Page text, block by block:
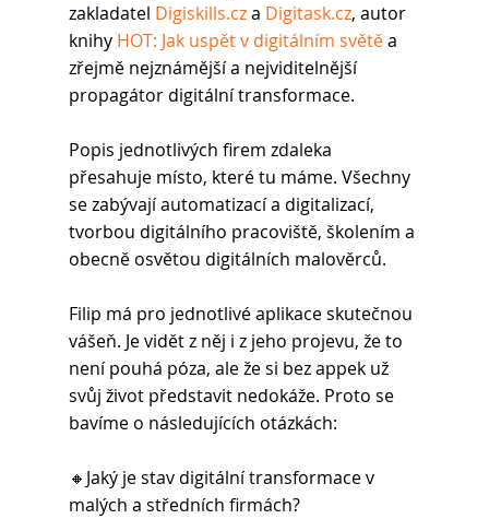
zakladatel Digiskills.cz a Digitask.cz, autor
knihy HOT: Jak uspět v digitálním světě a
zřejmě nejznámější a nejviditelnější
propagátor digitální transformace.
Popis jednotlivých firem zdaleka
přesahuje místo, které tu máme. Všechny
se zabývají automatizací a digitalizací,
tvorbou digitálního pracoviště, školením a
obecně osvětou digitálních malověrců.
Filip má pro jednotlivé aplikace skutečnou
vášeň. Je vidět z něj i z jeho projevu, že to
není pouhá póza, ale že si bez appek už
svůj život představit nedokáže. Proto se
bavíme o následujících otázkách:
🔸Jaký je stav digitální transformace v
malých a středních firmách?